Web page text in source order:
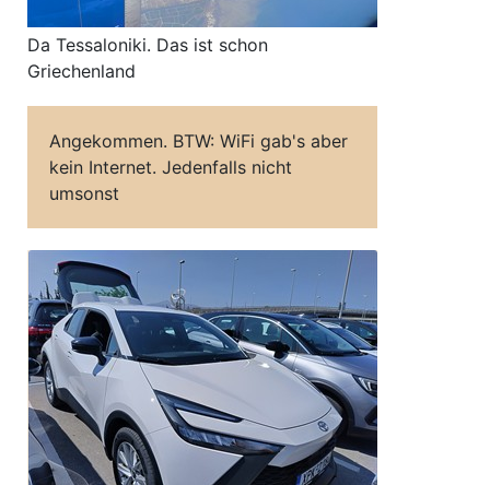
Da Tessaloniki. Das ist schon
Griechenland
Angekommen. BTW: WiFi gab's aber
kein Internet. Jedenfalls nicht
umsonst